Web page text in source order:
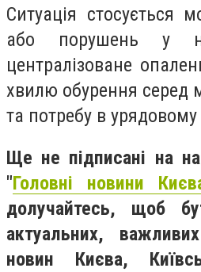
Ситуація стосується
або порушень у
централізоване
хвилю обурення серед
та потребу в урядовому
Ще не підписані на
"Головні новини
долучайтесь, щоб
актуальних,
новин Києва,